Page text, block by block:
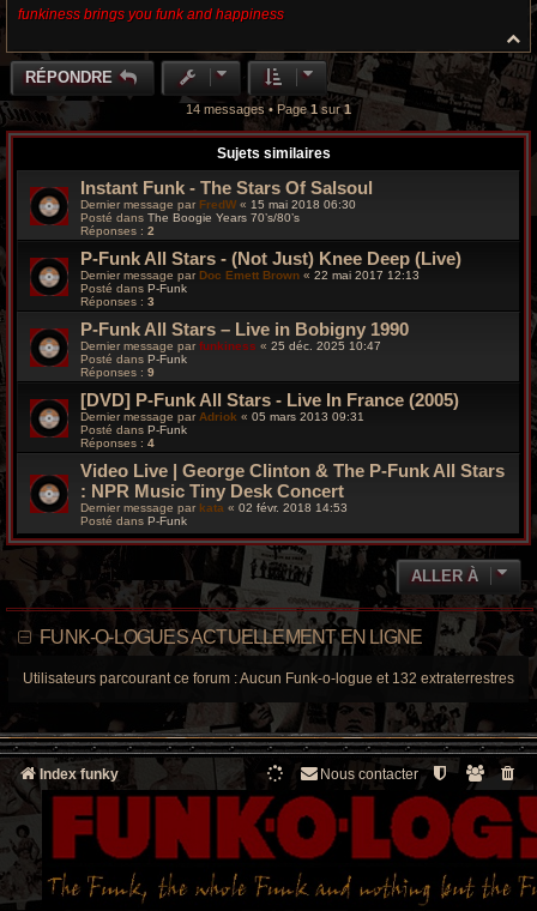
funkiness brings you funk and happiness
a
u
RÉPONDRE
14 messages • Page1 sur1
Sujets similaires
Instant Funk - The Stars Of Salsoul
Dernier message par FredW « 15 mai 2018 06:30
Posté dans The Boogie Years 70’s/80’s
Réponses : 2
P-Funk All Stars - (Not Just) Knee Deep (Live)
Dernier message parDoc Emett Brown « 22 mai 2017 12:13
Posté dans P-Funk
Réponses : 3
P-Funk All Stars – Live in Bobigny 1990
Dernier message par funkiness « 25 déc. 2025 10:47
Posté dans P-Funk
Réponses : 9
[DVD] P-Funk All Stars - Live In France (2005)
Dernier message par Adriok « 05 mars 2013 09:31
Posté dans P-Funk
Réponses : 4
Video Live | George Clinton & The P-Funk All Stars
: NPR Music Tiny Desk Concert
Dernier message par kata « 02 févr. 2018 14:53
Posté dans P-Funk
ALLER À
FUNK-O-LOGUES ACTUELLEMENT EN LIGNE
Utilisateurs parcourant ce forum : Aucun Funk-o-logue et 132 extraterrestres
Index funky Nous contacter